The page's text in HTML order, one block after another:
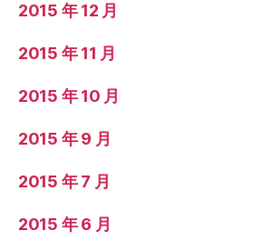
2015 年 12 月
2015 年 11 月
2015 年 10 月
2015 年 9 月
2015 年 7 月
2015 年 6 月